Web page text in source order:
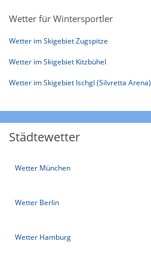
Wetter für Wintersportler
Wetter im Skigebiet Zugspitze
Wetter im Skigebiet Kitzbühel
Wetter im Skigebiet Ischgl (Silvretta Arena)
Städtewetter
Wetter München
Wetter Berlin
Wetter Hamburg